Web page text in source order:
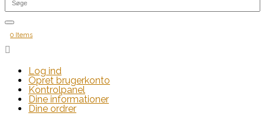
0 Items

Log ind
Opret brugerkonto
Kontrolpanel
Dine informationer
Dine ordrer